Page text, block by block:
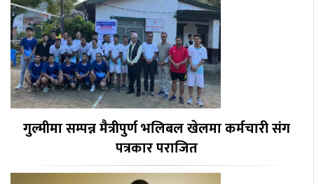
गुल्मीमा सम्पन्न मैत्रीपुर्ण भलिबल खेलमा कर्मचारी संग
पत्रकार पराजित